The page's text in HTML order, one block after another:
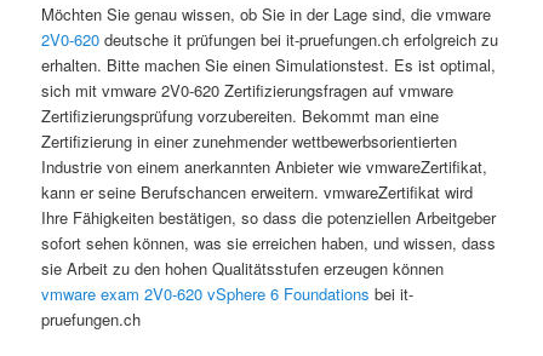
Möchten Sie genau wissen, ob Sie in der Lage sind, die vmware
2V0-620 deutsche it prüfungen bei it-pruefungen.ch erfolgreich zu
erhalten. Bitte machen Sie einen Simulationstest. Es ist optimal,
sich mit vmware 2V0-620 Zertifizierungsfragen auf vmware
Zertifizierungsprüfung vorzubereiten. Bekommt man eine
Zertifizierung in einer zunehmender wettbewerbsorientierten
Industrie von einem anerkannten Anbieter wie vmwareZertifikat,
kann er seine Berufschancen erweitern. vmwareZertifikat wird
Ihre Fähigkeiten bestätigen, so dass die potenziellen Arbeitgeber
sofort sehen können, was sie erreichen haben, und wissen, dass
sie Arbeit zu den hohen Qualitätsstufen erzeugen können
vmware exam 2V0-620 vSphere 6 Foundations bei it-
pruefungen.ch